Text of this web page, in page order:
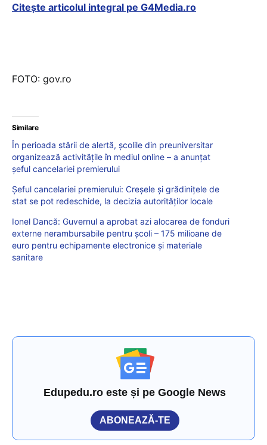
Citește articolul integral pe G4Media.ro
FOTO: gov.ro
Similare
În perioada stării de alertă, școlile din preuniversitar
organizează activitățile în mediul online – a anunțat
șeful cancelariei premierului
Șeful cancelariei premierului: Creşele și grădinițele de
stat se pot redeschide, la decizia autorităților locale
Ionel Dancă: Guvernul a aprobat azi alocarea de fonduri
externe nerambursabile pentru şcoli – 175 milioane de
euro pentru echipamente electronice și materiale
sanitare
Edupedu.ro este și pe Google News
ABONEAZĂ-TE